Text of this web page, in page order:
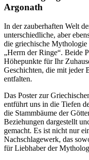
Argonath
In der zauberhaften Welt
unterschiedliche, aber
die griechische Mythologie
„Herrn der Ringe“. Beide
Höhepunkte für Ihr
Geschichten, die mit jeder
entfalten.
Das Poster zur
entführt uns in die Tiefen
die Stammbäume der
Beziehungen dargestellt
gemacht. Es ist nicht nur
Nachschlagewerk, das
für Liebhaber der